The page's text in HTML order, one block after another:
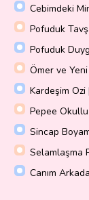
Cebimdeki
Pofuduk
Pofuduk
Ömer ve
Kardeşim
Pepee
Sincap
Selamlaşma
Canım